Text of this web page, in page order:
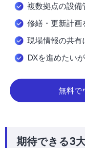
DXを進めたい
現場情報の共有
修繕・更新計画
複数拠点の設備
無料で
期待できる3